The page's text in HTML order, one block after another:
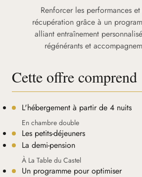
Renforcer les performances
récupération grâce à un
alliant entraînement
régénérants et
Cette offre comprend
L'hébergement à partir de 4 nuits
En chambre double
Les petits-déjeuners
La demi-pension
À La Table du Castel
Un programme pour optimiser